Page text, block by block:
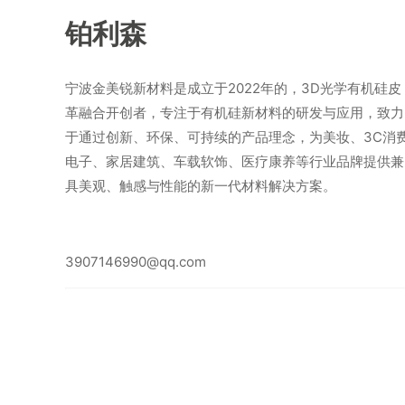
铂利森
宁波金美锐新材料是成立于2022年的，3D光学有机硅皮
革融合开创者，专注于有机硅新材料的研发与应用，致力
于通过创新、环保、可持续的产品理念，为美妆、3C消
电子、家居建筑、车载软饰、医疗康养等行业品牌提供兼
具美观、触感与性能的新一代材料解决方案。
3907146990@qq.com